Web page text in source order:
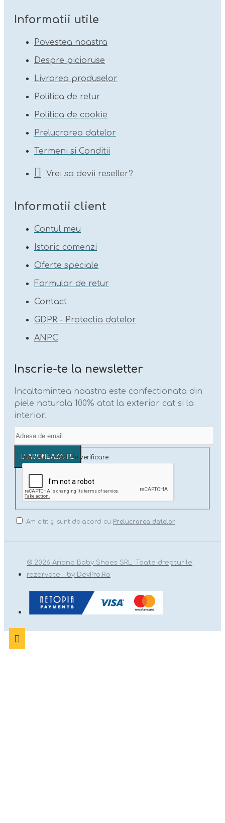
Informatii utile
Povestea noastra
Despre picioruse
Livrarea produselor
Politica de retur
Politica de cookie
Prelucrarea datelor
Termeni si Conditii
Vrei sa devii reseller?
Informatii client
Contul meu
Istoric comenzi
Oferte speciale
Formular de retur
Contact
GDPR - Protectia datelor
ANPC
Inscrie-te la newsletter
Incaltamintea noastra este confectionata din
piele naturala 100% atat la exterior cat si la
interior.
ABONEAZA-TE
Introdul codul de verificare
Am citit şi sunt de acord cu Prelucrarea datelor
® 2026 Ariana Baby Shoes SRL. Toate drepturile
rezervate - by DevPro.Ro